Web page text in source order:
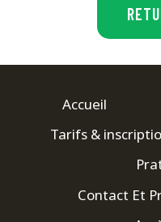
Accueil
Tarifs &
Contact Et